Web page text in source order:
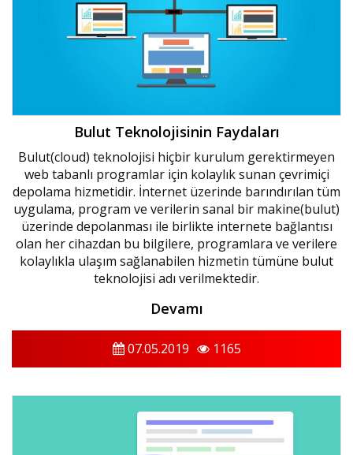
Bulut Teknolojisinin Faydaları
Bulut(cloud) teknolojisi hiçbir kurulum gerektirmeyen
web tabanlı programlar için kolaylık sunan çevrimiçi
depolama hizmetidir. İnternet üzerinde barındırılan tüm
uygulama, program ve verilerin sanal bir makine(bulut)
üzerinde depolanması ile birlikte internete bağlantısı
olan her cihazdan bu bilgilere, programlara ve verilere
kolaylıkla ulaşım sağlanabilen hizmetin tümüne bulut
teknolojisi adı verilmektedir.
Devamı
07.05.2019 1165